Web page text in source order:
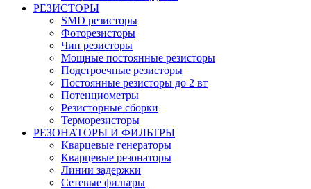
РЕЗИСТОРЫ
SMD резисторы
Фоторезисторы
Чип резисторы
Мощные постоянные резисторы
Подстроечные резисторы
Постоянные резисторы до 2 вт
Потенциометры
Резисторные сборки
Терморезисторы
РЕЗОНАТОРЫ И ФИЛЬТРЫ
Кварцевые генераторы
Кварцевые резонаторы
Линии задержки
Сетевые фильтры